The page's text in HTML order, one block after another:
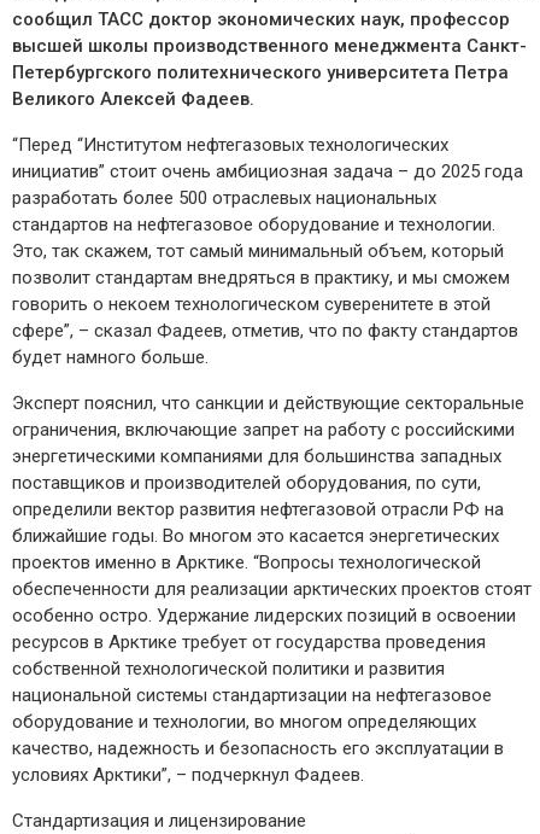
сообщил ТАСС доктор экономических наук, профессор
высшей школы производственного менеджмента Санкт-
Петербургского политехнического университета Петра
Великого Алексей Фадеев.
“Перед “Институтом нефтегазовых технологических
инициатив” стоит очень амбициозная задача – до 2025 года
разработать более 500 отраслевых национальных
стандартов на нефтегазовое оборудование и технологии.
Это, так скажем, тот самый минимальный объем, который
позволит стандартам внедряться в практику, и мы сможем
говорить о некоем технологическом суверенитете в этой
сфере”, – сказал Фадеев, отметив, что по факту стандартов
будет намного больше.
Эксперт пояснил, что санкции и действующие секторальные
ограничения, включающие запрет на работу с российскими
энергетическими компаниями для большинства западных
поставщиков и производителей оборудования, по сути,
определили вектор развития нефтегазовой отрасли РФ на
ближайшие годы. Во многом это касается энергетических
проектов именно в Арктике. “Вопросы технологической
обеспеченности для реализации арктических проектов стоят
особенно остро. Удержание лидерских позиций в освоении
ресурсов в Арктике требует от государства проведения
собственной технологической политики и развития
национальной системы стандартизации на нефтегазовое
оборудование и технологии, во многом определяющих
качество, надежность и безопасность его эксплуатации в
условиях Арктики”, – подчеркнул Фадеев.
Стандартизация и лицензирование